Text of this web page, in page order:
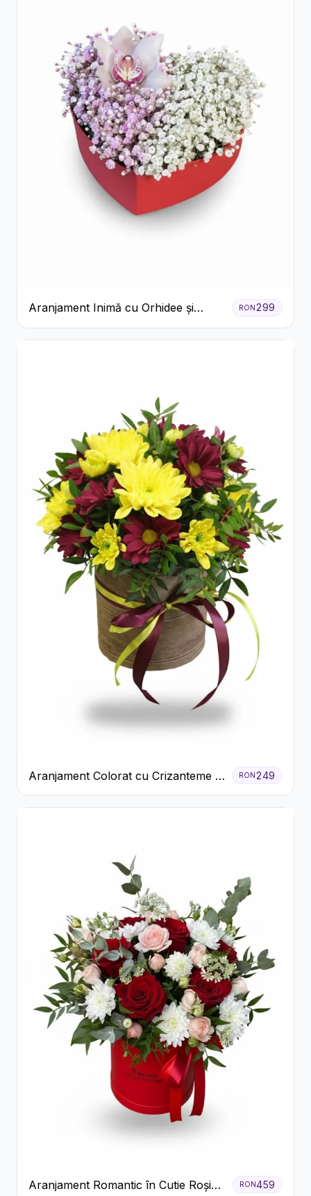
Aranjament Inimă cu Orhidee și
Floarea Miresei
RON299
Aranjament Colorat cu Crizanteme în
Cutie Rustică
RON 249
Aranjament Romantic în Cutie Roșie
RON459